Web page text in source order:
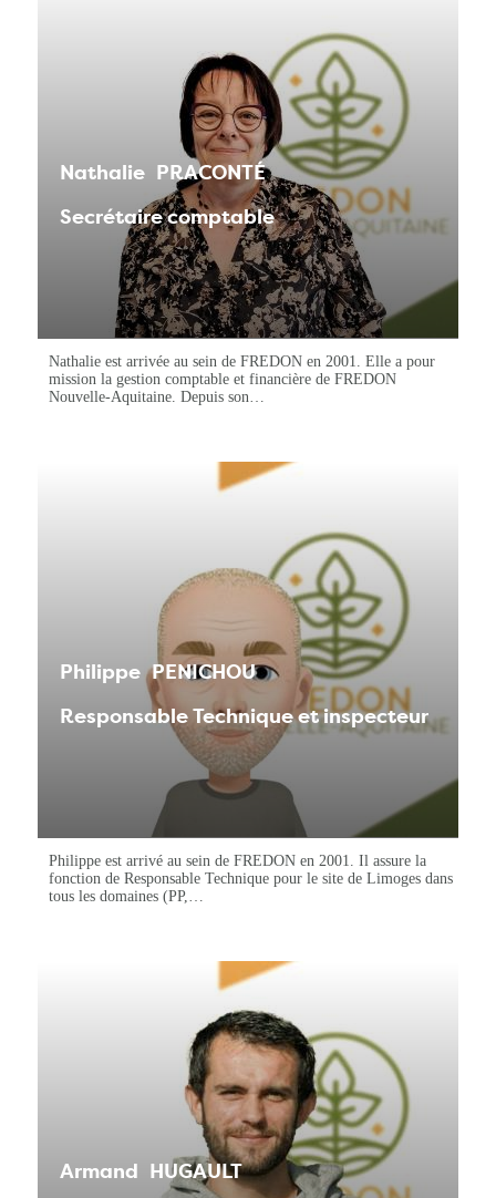
Nathalie PRACONTÉ
Secrétaire comptable
Nathalie est arrivée au sein de FREDON en 2001. Elle a pour
mission la gestion comptable et financière de FREDON
Nouvelle-Aquitaine. Depuis son…
Philippe PENICHOU
Responsable Technique et inspecteur
Philippe est arrivé au sein de FREDON en 2001. Il assure la
fonction de Responsable Technique pour le site de Limoges dans
tous les domaines (PP,…
Armand HUGAULT